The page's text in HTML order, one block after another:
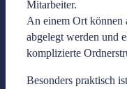
Mitarbeiter.
An einem Ort
abgelegt werden und
komplizierte
Besonders praktisch